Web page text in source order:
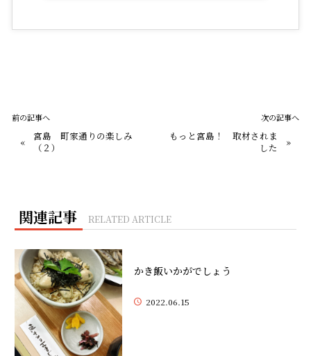
前の記事へ
«
宮島 町家通りの楽しみ
（２）
次の記事へ
もっと宮島！ 取材されま
した
»
関連記事 RELATED ARTICLE
かき飯いかがでしょう
2022.06.15